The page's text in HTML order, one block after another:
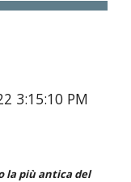
3:15:10 PM
la più antica del